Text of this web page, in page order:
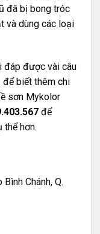
đã bị bong tróc
và dùng các loại
đáp được vài câu
để biết thêm chi
sơn Mykolor
để
thể hơn.
Chánh, Q.